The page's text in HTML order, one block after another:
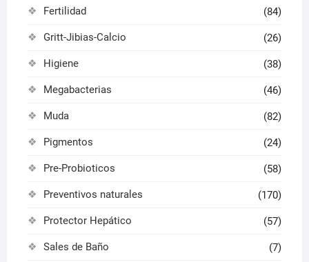
Fertilidad (84)
Gritt-Jibias-Calcio (26)
Higiene (38)
Megabacterias (46)
Muda (82)
Pigmentos (24)
Pre-Probioticos (58)
Preventivos naturales (170)
Protector Hepático (57)
Sales de Baño (7)